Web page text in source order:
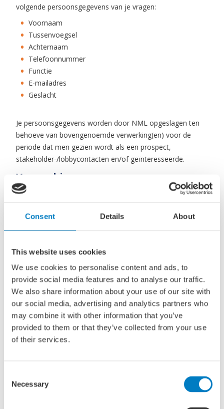
Consent Details About
This website uses cookies
We use cookies to personalise content and ads, to
provide social media features and to analyse our traffic.
We also share information about your use of our site with
our social media, advertising and analytics partners who
may combine it with other information that you’ve
provided to them or that they’ve collected from your use
of their services.
Selection
Necessary
volgende persoonsgegevens van je vragen:
Voornaam
Tussenvoegsel
Achternaam
Telefoonnummer
Functie
E-mailadres
Geslacht
Je persoonsgegevens worden door NML opgeslagen ten
behoeve van bovengenoemde verwerking(en) voor de
periode dat men gezien wordt als een prospect,
stakeholder-/lobbycontacten en/of geïnteresseerde.
Verwerking van persoonsgegevens
van Medewerkers
Persoonsgegevens van Medewerkers worden door NML
Zakelijke reizen.
Grondslag voor deze
persoonsgegevens is:
De arbeidsovereenkomst.
Rechten en plichten die voortkomen uit de zakelijke
reis naar bepaalde bestemming.
persoonsgegevens van u vragen: